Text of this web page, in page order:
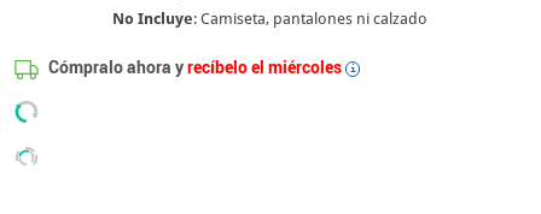
No Incluye: Camiseta, pantalones ni calzado
Cómpralo ahora yrecíbelo el miércoles i